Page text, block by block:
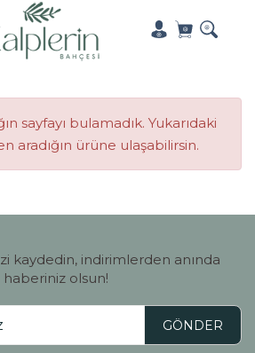
sayfayı bulamadık. Yukarıdaki
aradığın ürüne ulaşabilirsin.
kaydedin, indirimlerden anında
haberiniz olsun!
GÖNDER